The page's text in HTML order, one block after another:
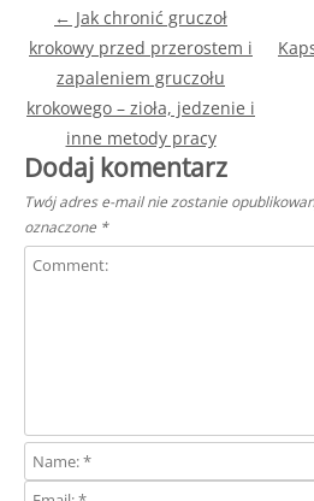
Post navigation
← Jak chronić gruczoł
krokowy przed przerostem i
zapaleniem gruczołu
krokowego – zioła, jedzenie i
inne metody pracy
Dodaj komentarz
Twój adres e-mail nie zostanie
oznaczone *